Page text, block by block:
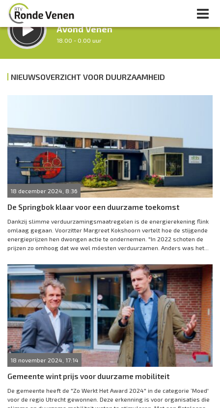
LUISTER LIVE:
Avond Venen
18.00 - 0.00 uur
Nacht van De Ronde Venen
Vorig uur
Volgend uur
NIEUWSOVERZICHT VOOR DUURZAAMHEID
18 december 2024, 8:36
De Springbok klaar voor een duurzame toekomst
Dankzij slimme verduurzamingsmaatregelen is de energierekening flink
omlaag gegaan. Voorzitter Margreet Kokshoorn vertelt hoe de stijgende
energieprijzen hen dwongen actie te ondernemen. "In 2022 schoten de
prijzen zo omhoog dat we wel móesten verduurzamen. Anders was het...
18 november 2024, 17:14
Gemeente wint prijs voor duurzame mobiliteit
De gemeente heeft de "Zo Werkt Het Award 2024" in de categorie ‘Moed'
voor de regio Utrecht gewonnen. Deze erkenning is voor organisaties die